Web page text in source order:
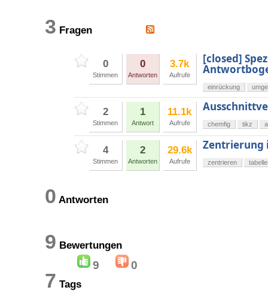
3 Fragen
0
Stimmen
0
Antworten
3.7k
Aufrufe
[closed]
einrückung
2
Stimmen
1
Antwort
11.1k
Aufrufe chemfig tikz
4
Stimmen
2
Antworten
29.6k
Aufrufe
Zentrierung
zentrieren
0 Antworten
9 Bewertungen
9 0
7 Tags